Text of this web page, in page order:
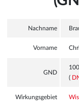
Nachname
Vorname
GND
(
Wirkungsgebiet